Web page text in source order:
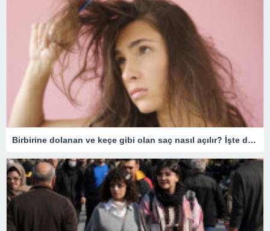
Birbirine dolanan ve keçe gibi olan saç nasıl açılır? İşte dolaşık saçı açmanın en kolay yöntemi!